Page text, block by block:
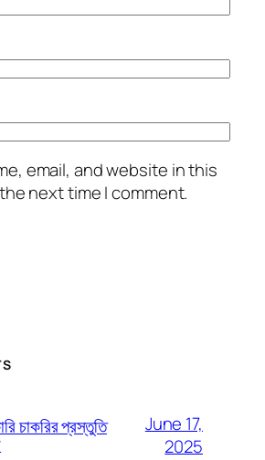
email, and website in this
next time I comment.
চাকরির প্রস্তুতি
June 17,
2025